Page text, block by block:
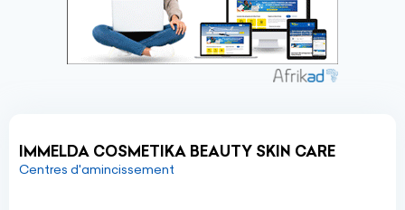
IMMELDA COSMETIKA BEAUTY SKIN CARE
Centres d'amincissement